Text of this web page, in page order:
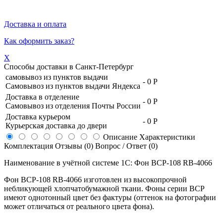
Доставка и оплата
Как оформить заказ?
X
Способы доставки в Санкт-Петербург
самовывоз из пунктов выдачи
Самовывоз из пунктов выдачи Яндекса
- 0 Р
Доставка в отделение
Самовывоз из отделения Почты России
- 0 Р
Доставка курьером
Курьерская доставка до двери
- 0 Р
Описание Характеристики
Комплектация Отзывы (0) Вопрос / Ответ (0)
Наименование в учётной системе 1С: Фон BCP-108 RB-4066
Фон BCP-108 RB-4066 изготовлен из высокопрочной
небликующей хлопчатобумажной ткани. Фоны серии BCP
имеют однотонный цвет без фактуры (оттенок на фотографии
может отличаться от реального цвета фона).